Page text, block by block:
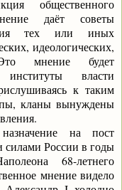
общественного
даёт советы
тех или иных
идеологических,
мнение будет
власти
к таким
кланы вынуждены
на пост
России в годы
68-летнего
мнение видело